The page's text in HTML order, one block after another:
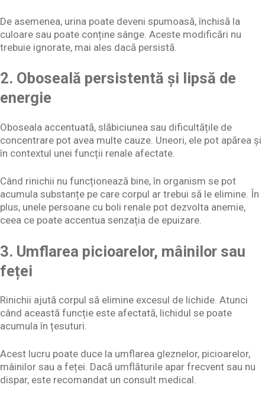
De asemenea, urina poate deveni spumoasă, închisă la
culoare sau poate conține sânge. Aceste modificări nu
trebuie ignorate, mai ales dacă persistă.
2. Oboseală persistentă și lipsă de
energie
Oboseala accentuată, slăbiciunea sau dificultățile de
concentrare pot avea multe cauze. Uneori, ele pot apărea și
în contextul unei funcții renale afectate.
Când rinichii nu funcționează bine, în organism se pot
acumula substanțe pe care corpul ar trebui să le elimine. În
plus, unele persoane cu boli renale pot dezvolta anemie,
ceea ce poate accentua senzația de epuizare.
3. Umflarea picioarelor, mâinilor sau
feței
Rinichii ajută corpul să elimine excesul de lichide. Atunci
când această funcție este afectată, lichidul se poate
acumula în țesuturi.
Acest lucru poate duce la umflarea gleznelor, picioarelor,
mâinilor sau a feței. Dacă umflăturile apar frecvent sau nu
dispar, este recomandat un consult medical.